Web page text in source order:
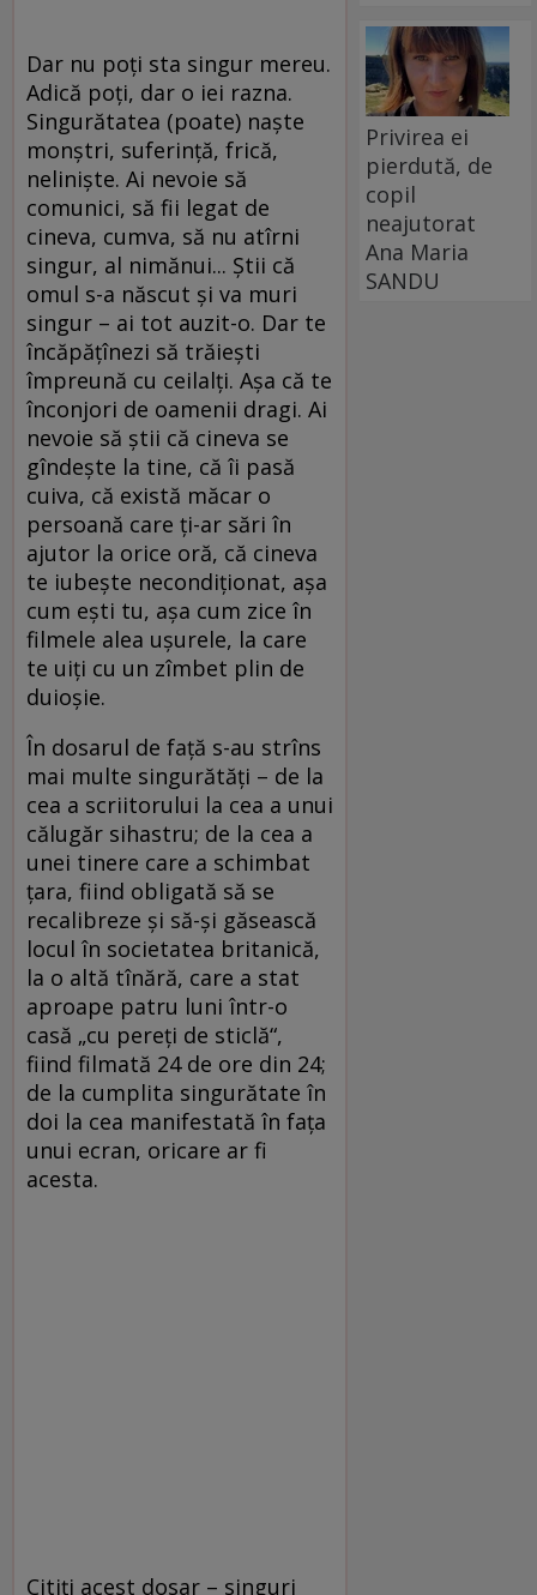
Dar nu poţi sta singur mereu.
Adică poţi, dar o iei razna.
Singurătatea (poate) naşte
monştri, suferinţă, frică,
nelinişte. Ai nevoie să
comunici, să fii legat de
cineva, cumva, să nu atîrni
singur, al nimănui... Ştii că
omul s-a născut şi va muri
singur – ai tot auzit-o. Dar te
încăpăţînezi să trăieşti
împreună cu ceilalţi. Aşa că te
înconjori de oamenii dragi. Ai
nevoie să ştii că cineva se
gîndeşte la tine, că îi pasă
cuiva, că există măcar o
persoană care ţi-ar sări în
ajutor la orice oră, că cineva
te iubeşte necondiţionat, aşa
cum eşti tu, aşa cum zice în
filmele alea uşurele, la care
te uiţi cu un zîmbet plin de
duioşie.
În dosarul de faţă s-au strîns
mai multe singurătăţi – de la
cea a scriitorului la cea a unui
călugăr sihastru; de la cea a
unei tinere care a schimbat
ţara, fiind obligată să se
recalibreze şi să-şi găsească
locul în societatea britanică,
la o altă tînără, care a stat
aproape patru luni într-o
casă „cu pereţi de sticlă“,
fiind filmată 24 de ore din 24;
de la cumplita singurătate în
doi la cea manifestată în faţa
unui ecran, oricare ar fi
acesta.
Citiţi acest dosar – singuri
Privirea ei
pierdută, de
copil
neajutorat
Ana Maria
SANDU